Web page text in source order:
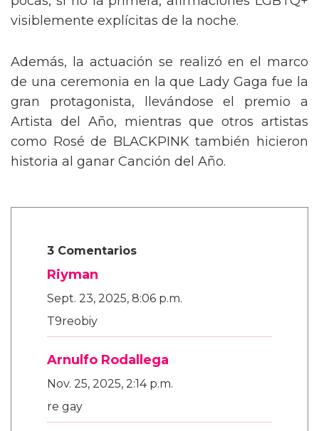
visiblemente explícitas de la noche.
Además, la actuación se realizó en el marco
de una ceremonia en la que Lady Gaga fue la
gran protagonista, llevándose el premio a
Artista del Año, mientras que otros artistas
como Rosé de BLACKPINK también hicieron
historia al ganar Canción del Año.
3 Comentarios
Riyman
Sept. 23, 2025, 8:06 p.m.
T9reobiy
Arnulfo Rodallega
Nov. 25, 2025, 2:14 p.m.
re gay